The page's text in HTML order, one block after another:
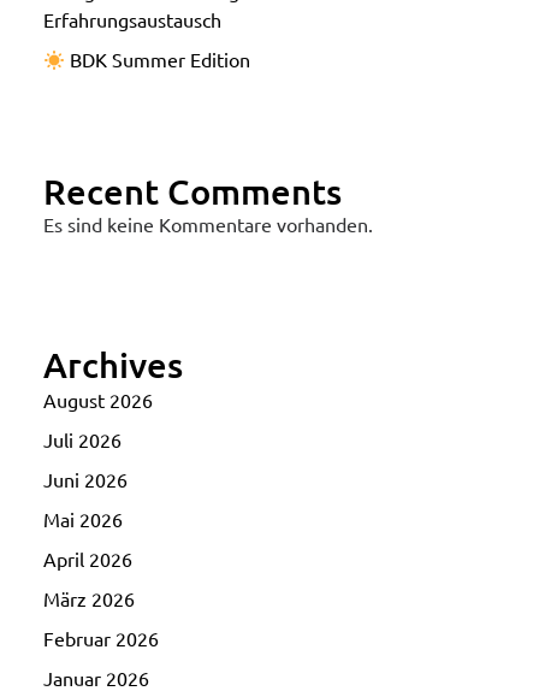
Erfahrungsaustausch
BDK Summer Edition
Recent Comments
Es sind keine Kommentare vorhanden.
Archives
August 2026
Juli 2026
Juni 2026
Mai 2026
April 2026
März 2026
Februar 2026
Januar 2026